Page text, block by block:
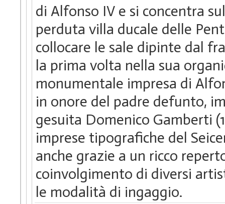
di Alfonso IV e si concentra
perduta villa ducale delle
collocare le sale dipinte dal
la prima volta nella sua
monumentale impresa di
in onore del padre defunto,
gesuita Domenico Gamberti
imprese tipografiche del
anche grazie a un ricco
coinvolgimento di diversi
le modalità di ingaggio.